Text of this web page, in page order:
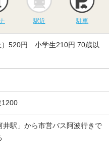
駅近 駐車
）520円 小学生210円 70歳以
1200
井駅」から市営バス阿波行きで